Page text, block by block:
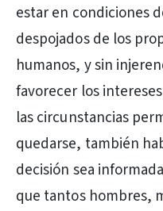
estar en condiciones
despojados de los
humanos, y sin
favorecer los
las circunstancias
quedarse, también
decisión sea
que tantos hombres,